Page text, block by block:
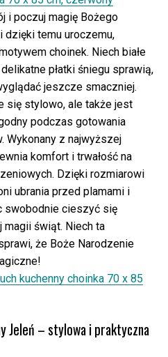
i poczuj magię Bożego
dzięki temu uroczemu,
choinek. Niech białe
płatki śniegu sprawią,
jeszcze smaczniej.
się stylowo, ale także jest
podczas gotowania
Wykonany z najwyższej
komfort i trwałość na
Dzięki rozmiarowi
ubrania przed plamami i
swobodnie cieszyć się
magii świąt. Niech ta
że Boże Narodzenie
kuchenny choinka 70 x 85
Jeleń – stylowa i praktyczna